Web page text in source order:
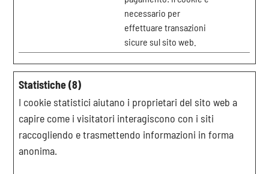
necessario per
effettuare transazioni
sicure sul sito web.
Statistiche (8)
I cookie statistici aiutano i proprietari del sito web a
capire come i visitatori interagiscono con i siti
raccogliendo e trasmettendo informazioni in forma
anonima.